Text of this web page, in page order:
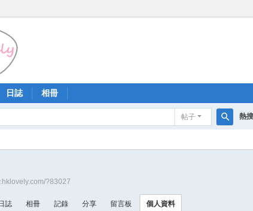
日誌 相冊
帖子
索
熱
?83027
誌 相冊 記錄 分享 留言板 個人資料